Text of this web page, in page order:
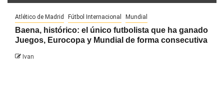
Atlético de Madrid Fútbol Internacional Mundial
Baena, histórico: el único futbolista que ha ganado
Juegos, Eurocopa y Mundial de forma consecutiva
Ivan